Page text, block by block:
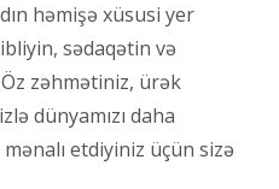
həmişə xüsusi yer
sədaqətin və
Öz zəhmətiniz, ürək
dünyamızı daha
mənalı etdiyiniz üçün sizə